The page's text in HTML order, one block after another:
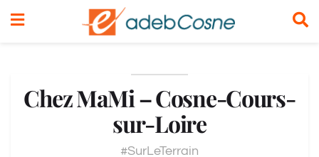
Chez MaMi – Cosne-Cours-
sur-Loire
#SurLeTerrain